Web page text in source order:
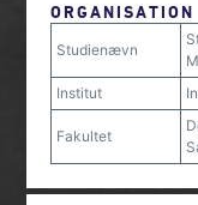
ORGANISATION
Studienævn
Institut
Fakultet